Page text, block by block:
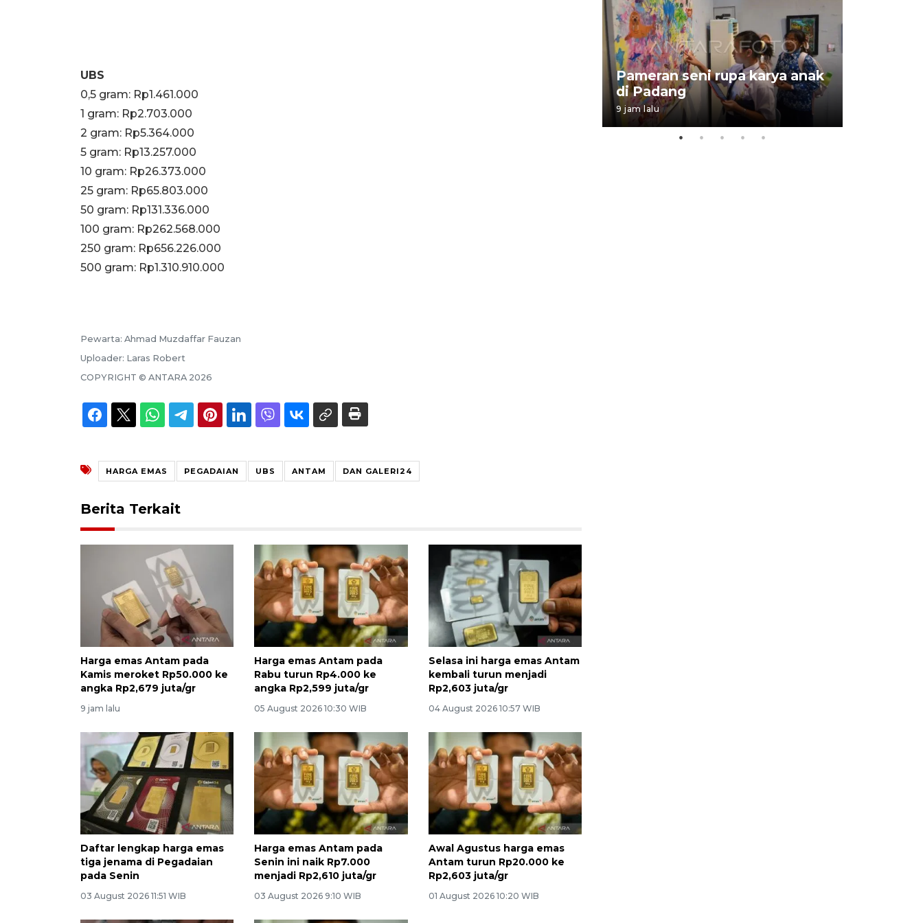
UBS
0,5 gram: Rp1.461.000
‎1 gram: Rp2.703.000
‎2 gram: Rp5.364.000
‎5 gram: Rp13.257.000
10 gram: Rp26.373.000
‎25 gram: Rp65.803.000
‎50 gram: Rp131.336.000
‎100 gram: Rp262.568.000
250 gram: Rp656.226.000
‎500 gram: Rp1.310.910.000
Pewarta: Ahmad Muzdaffar Fauzan
Uploader: Laras Robert
COPYRIGHT © ANTARA 2026
HARGA EMAS PEGADAIAN UBS ANTAM DAN GALERI24
Berita Terkait
Harga emas Antam pada
Kamis meroket Rp50.000 ke
angka Rp2,679 juta/gr
9 jam lalu
Harga emas Antam pada
Rabu turun Rp4.000 ke
angka Rp2,599 juta/gr
05 August 2026 10:30 WIB
Selasa ini harga emas Antam
kembali turun menjadi
Rp2,603 juta/gr
04 August 2026 10:57 WIB
Daftar lengkap harga emas
tiga jenama di Pegadaian
pada Senin
03 August 2026 11:51 WIB
Harga emas Antam pada
Senin ini naik Rp7.000
menjadi Rp2,610 juta/gr
03 August 2026 9:10 WIB
Awal Agustus harga emas
Antam turun Rp20.000 ke
Rp2,603 juta/gr
01 August 2026 10:20 WIB
Pameran seni rupa karya anak
di Padang
9 jam lalu